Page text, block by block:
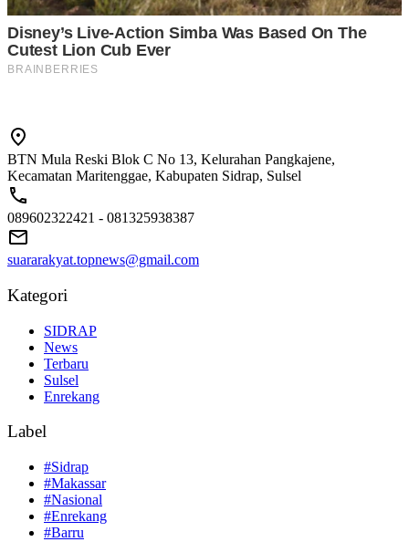
BTN Mula Reski Blok C No 13, Kelurahan Pangkajene,
Kecamatan Maritenggae, Kabupaten Sidrap, Sulsel
089602322421 - 081325938387
suararakyat.topnews@gmail.com
Kategori
SIDRAP
News
Terbaru
Sulsel
Enrekang
Label
#Sidrap
#Makassar
#Nasional
#Enrekang
#Barru